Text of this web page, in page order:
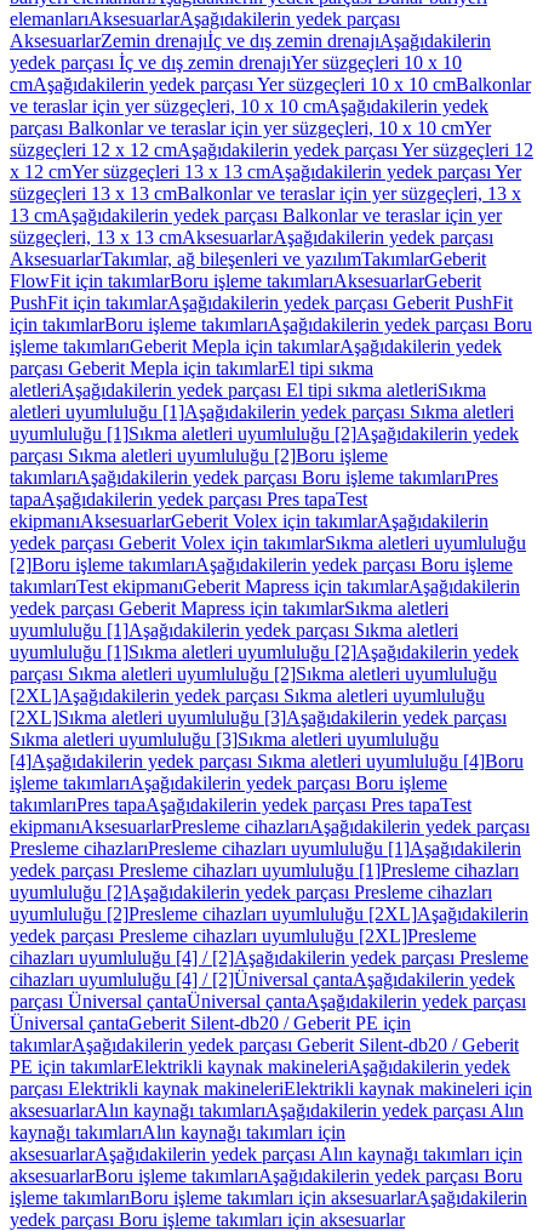
elemanlarıAksesuarlarAşağıdakilerin yedek parçası
AksesuarlarZemin drenajıİç ve dış zemin drenajıAşağıdakilerin
yedek parçası İç ve dış zemin drenajıYer süzgeçleri 10 x 10
cmAşağıdakilerin yedek parçası Yer süzgeçleri 10 x 10 cmBalkonlar
ve teraslar için yer süzgeçleri, 10 x 10 cmAşağıdakilerin yedek
parçası Balkonlar ve teraslar için yer süzgeçleri, 10 x 10 cmYer
süzgeçleri 12 x 12 cmAşağıdakilerin yedek parçası Yer süzgeçleri 12
x 12 cmYer süzgeçleri 13 x 13 cmAşağıdakilerin yedek parçası Yer
süzgeçleri 13 x 13 cmBalkonlar ve teraslar için yer süzgeçleri, 13 x
13 cmAşağıdakilerin yedek parçası Balkonlar ve teraslar için yer
süzgeçleri, 13 x 13 cmAksesuarlarAşağıdakilerin yedek parçası
AksesuarlarTakımlar, ağ bileşenleri ve yazılımTakımlarGeberit
FlowFit için takımlarBoru işleme takımlarıAksesuarlarGeberit
PushFit için takımlarAşağıdakilerin yedek parçası Geberit PushFit
için takımlarBoru işleme takımlarıAşağıdakilerin yedek parçası Boru
işleme takımlarıGeberit Mepla için takımlarAşağıdakilerin yedek
parçası Geberit Mepla için takımlarEl tipi sıkma
aletleriAşağıdakilerin yedek parçası El tipi sıkma aletleriSıkma
aletleri uyumluluğu [1]Aşağıdakilerin yedek parçası Sıkma aletleri
uyumluluğu [1]Sıkma aletleri uyumluluğu [2]Aşağıdakilerin yedek
parçası Sıkma aletleri uyumluluğu [2]Boru işleme
takımlarıAşağıdakilerin yedek parçası Boru işleme takımlarıPres
tapaAşağıdakilerin yedek parçası Pres tapaTest
ekipmanıAksesuarlarGeberit Volex için takımlarAşağıdakilerin
yedek parçası Geberit Volex için takımlarSıkma aletleri uyumluluğu
[2]Boru işleme takımlarıAşağıdakilerin yedek parçası Boru işleme
takımlarıTest ekipmanıGeberit Mapress için takımlarAşağıdakilerin
yedek parçası Geberit Mapress için takımlarSıkma aletleri
uyumluluğu [1]Aşağıdakilerin yedek parçası Sıkma aletleri
uyumluluğu [1]Sıkma aletleri uyumluluğu [2]Aşağıdakilerin yedek
parçası Sıkma aletleri uyumluluğu [2]Sıkma aletleri uyumluluğu
[2XL]Aşağıdakilerin yedek parçası Sıkma aletleri uyumluluğu
[2XL]Sıkma aletleri uyumluluğu [3]Aşağıdakilerin yedek parçası
Sıkma aletleri uyumluluğu [3]Sıkma aletleri uyumluluğu
[4]Aşağıdakilerin yedek parçası Sıkma aletleri uyumluluğu [4]Boru
işleme takımlarıAşağıdakilerin yedek parçası Boru işleme
takımlarıPres tapaAşağıdakilerin yedek parçası Pres tapaTest
ekipmanıAksesuarlarPresleme cihazlarıAşağıdakilerin yedek parçası
Presleme cihazlarıPresleme cihazları uyumluluğu [1]Aşağıdakilerin
yedek parçası Presleme cihazları uyumluluğu [1]Presleme cihazları
uyumluluğu [2]Aşağıdakilerin yedek parçası Presleme cihazları
uyumluluğu [2]Presleme cihazları uyumluluğu [2XL]Aşağıdakilerin
yedek parçası Presleme cihazları uyumluluğu [2XL]Presleme
cihazları uyumluluğu [4] / [2]Aşağıdakilerin yedek parçası Presleme
cihazları uyumluluğu [4] / [2]Üniversal çantaAşağıdakilerin yedek
parçası Üniversal çantaÜniversal çantaAşağıdakilerin yedek parçası
Üniversal çantaGeberit Silent-db20 / Geberit PE için
takımlarAşağıdakilerin yedek parçası Geberit Silent-db20 / Geberit
PE için takımlarElektrikli kaynak makineleriAşağıdakilerin yedek
parçası Elektrikli kaynak makineleriElektrikli kaynak makineleri için
aksesuarlarAlın kaynağı takımlarıAşağıdakilerin yedek parçası Alın
kaynağı takımlarıAlın kaynağı takımları için
aksesuarlarAşağıdakilerin yedek parçası Alın kaynağı takımları için
aksesuarlarBoru işleme takımlarıAşağıdakilerin yedek parçası Boru
işleme takımlarıBoru işleme takımları için aksesuarlarAşağıdakilerin
yedek parçası Boru işleme takımları için aksesuarlar